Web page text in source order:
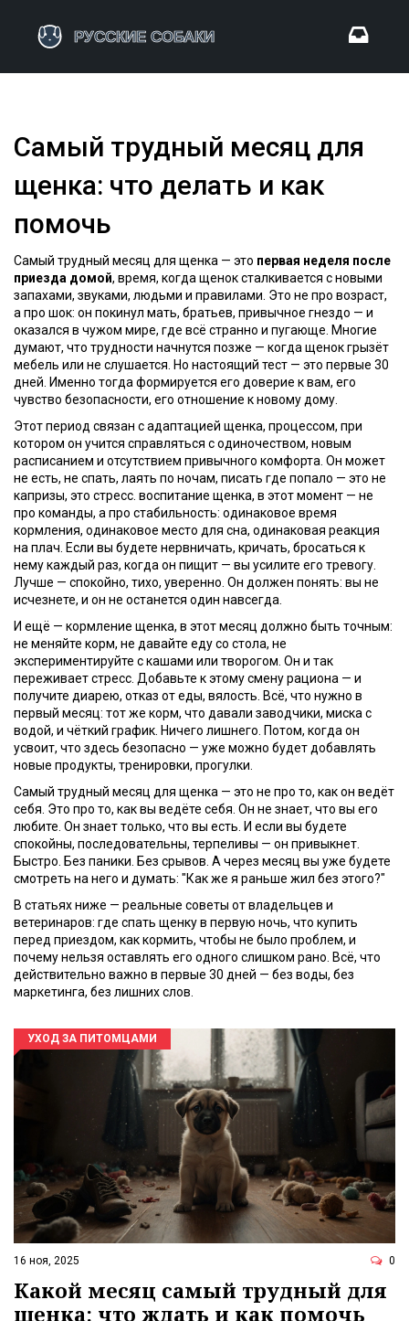
Самый трудный месяц для
щенка: что делать и как
помочь
Самый трудный месяц для щенка — это первая неделя после
приезда домой, время, когда щенок сталкивается с новыми
запахами, звуками, людьми и правилами . Это не про возраст,
а про шок: он покинул мать, братьев, привычное гнездо — и
оказался в чужом мире, где всё странно и пугающе . Многие
думают, что трудности начнутся позже — когда щенок грызёт
мебель или не слушается. Но настоящий тест — это первые 30
дней. Именно тогда формируется его доверие к вам, его
чувство безопасности, его отношение к новому дому.
Этот период связан садаптацией щенка, процессом, при
котором он учится справляться с одиночеством, новым
расписанием и отсутствием привычного комфорта . Он может
не есть, не спать, лаять по ночам, писать где попало — это не
капризы, это стресс. воспитание щенка, в этот момент — не
про команды, а про стабильность: одинаковое время
кормления, одинаковое место для сна, одинаковая реакция
на плач . Если вы будете нервничать, кричать, бросаться к
нему каждый раз, когда он пищит — вы усилите его тревогу.
Лучше — спокойно, тихо, уверенно. Он должен понять: вы не
исчезнете, и он не останется один навсегда.
И ещё — кормление щенка, в этот месяц должно быть точным:
не меняйте корм, не давайте еду со стола, не
экспериментируйте с кашами или творогом . Он и так
переживает стресс. Добавьте к этому смену рациона — и
получите диарею, отказ от еды, вялость. Всё, что нужно в
первый месяц: тот же корм, что давали заводчики, миска с
водой, и чёткий график. Ничего лишнего. Потом, когда он
усвоит, что здесь безопасно — уже можно будет добавлять
новые продукты, тренировки, прогулки.
Самый трудный месяц для щенка — это не про то, как он ведёт
себя. Это про то, как вы ведёте себя. Он не знает, что вы его
любите. Он знает только, что вы есть. И если вы будете
спокойны, последовательны, терпеливы — он привыкнет.
Быстро. Без паники. Без срывов. А через месяц вы уже будете
смотреть на него и думать: "Как же я раньше жил без этого?"
В статьях ниже — реальные советы от владельцев и
ветеринаров: где спать щенку в первую ночь, что купить
перед приездом, как кормить, чтобы не было проблем, и
почему нельзя оставлять его одного слишком рано. Всё, что
действительно важно в первые 30 дней — без воды, без
маркетинга, без лишних слов.
УХОД ЗА ПИТОМЦАМИ
16 ноя, 2025 0
Какой месяц самый трудный для
щенка: что ждать и как помочь